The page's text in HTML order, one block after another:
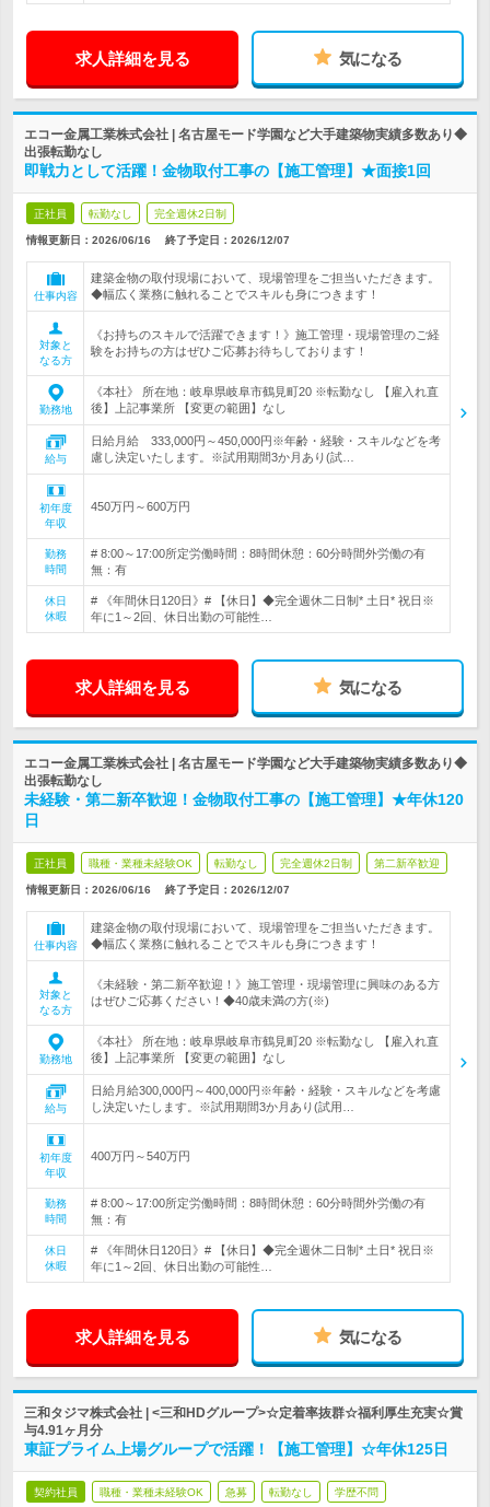
求人詳細を見る 気になる
エコー金属工業株式会社 | 名古屋モード学園など大手建築物実績多数あり◆
出張転勤なし
即戦力として活躍！金物取付工事の【施工管理】★面接1回
正社員 転勤なし 完全週休2日制
情報更新日：2026/06/16 終了予定日： 2026/12/07
仕事内容
建築金物の取付現場において、現場管理をご担当いただきます。
◆幅広く業務に触れることでスキルも身につきます！
対象と
なる方
《お持ちのスキルで活躍できます！》施工管理・現場管理のご経
験をお持ちの方はぜひご応募お待ちしております！
勤務地
《本社》 所在地：岐阜県岐阜市鶴見町20 ※転勤なし 【雇入れ直
後】上記事業所 【変更の範囲】なし
給与
日給月給 333,000円～450,000円※年齢・経験・スキルなどを考
慮し決定いたします。※試用期間3か月あり(試…
初年度
年収
450万円～600万円
勤務
時間
# 8:00～17:00所定労働時間：8時間休憩：60分時間外労働の有
無：有
休日
休暇
# 《年間休日120日》# 【休日】◆完全週休二日制* 土日* 祝日※
年に1～2回、休日出勤の可能性…
求人詳細を見る 気になる
エコー金属工業株式会社 | 名古屋モード学園など大手建築物実績多数あり◆
出張転勤なし
未経験・第二新卒歓迎！金物取付工事の【施工管理】★年休120
日
正社員 職種・業種未経験OK 転勤なし 完全週休2日制 第二新卒歓迎
情報更新日：2026/06/16 終了予定日： 2026/12/07
仕事内容
建築金物の取付現場において、現場管理をご担当いただきます。
◆幅広く業務に触れることでスキルも身につきます！
対象と
なる方
《未経験・第二新卒歓迎！》施工管理・現場管理に興味のある方
はぜひご応募ください！◆40歳未満の方(※)
勤務地
《本社》 所在地：岐阜県岐阜市鶴見町20 ※転勤なし 【雇入れ直
後】上記事業所 【変更の範囲】なし
給与
日給月給300,000円～400,000円※年齢・経験・スキルなどを考慮
し決定いたします。※試用期間3か月あり(試用…
初年度
年収
400万円～540万円
勤務
時間
# 8:00～17:00所定労働時間：8時間休憩：60分時間外労働の有
無：有
休日
休暇
# 《年間休日120日》# 【休日】◆完全週休二日制* 土日* 祝日※
年に1～2回、休日出勤の可能性…
求人詳細を見る 気になる
三和タジマ株式会社 | <三和HDグループ>☆定着率抜群☆福利厚生充実☆賞
与4.91ヶ月分
東証プライム上場グループで活躍！【施工管理】☆年休125日
契約社員 職種・業種未経験OK 急募 転勤なし 学歴不問